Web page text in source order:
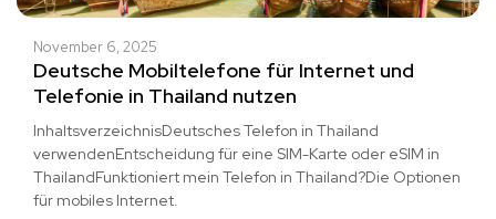
November 6, 2025
Deutsche Mobiltelefone für Internet und
Telefonie in Thailand nutzen
InhaltsverzeichnisDeutsches Telefon in Thailand
verwendenEntscheidung für eine SIM-Karte oder eSIM in
ThailandFunktioniert mein Telefon in Thailand?Die Optionen
für mobiles Internet.